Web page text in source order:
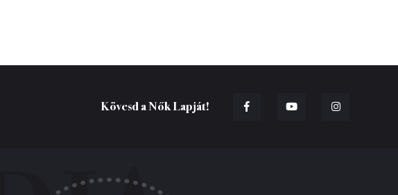
Kövesd a Nők Lapját!